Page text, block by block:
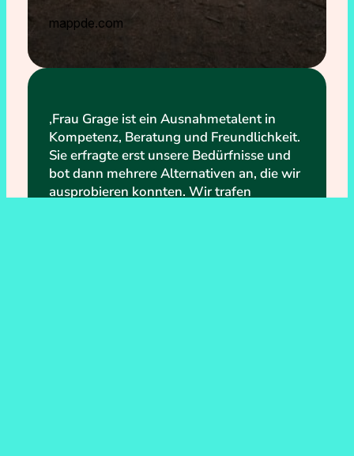
mappde.com
‚Frau Grage ist ein Ausnahmetalent in
Kompetenz, Beratung und Freundlichkeit.
Sie erfragte erst unsere Bedürfnisse und
bot dann mehrere Alternativen an, die wir
ausprobieren konnten. Wir trafen